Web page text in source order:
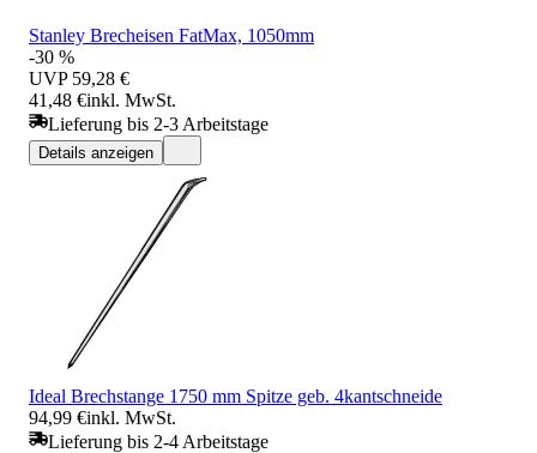
Stanley Brecheisen FatMax, 1050mm
-30 %
UVP 59,28 €
41,48 €inkl. MwSt.
Lieferung bis 2-3 Arbeitstage
Details anzeigen
Ideal Brechstange 1750 mm Spitze geb. 4kantschneide
94,99 €inkl. MwSt.
Lieferung bis 2-4 Arbeitstage